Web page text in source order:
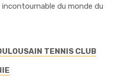
du monde du
TENNIS CLUB